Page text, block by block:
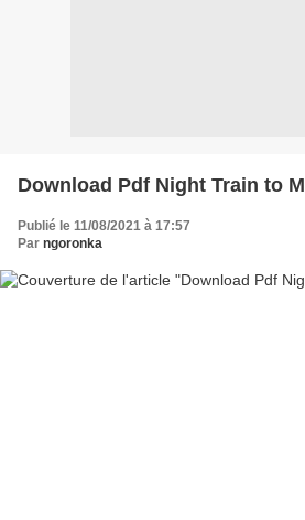
Download Pdf Night Train to
Publié le 11/08/2021 à 17:57
Par ngoronka